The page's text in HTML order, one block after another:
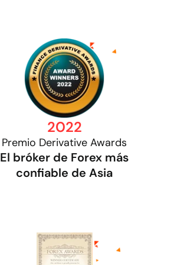
2022
Premio Derivative Awards
El bróker de Forex más
confiable de Asia